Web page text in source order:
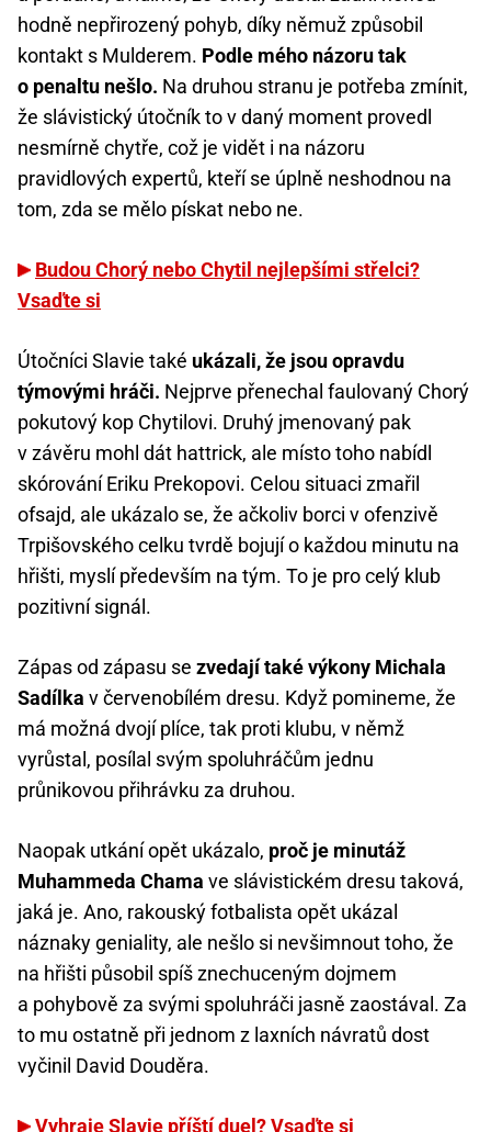
hodně nepřirozený pohyb, díky němuž způsobil
kontakt s Mulderem. Podle mého názoru tak
o penaltu nešlo. Na druhou stranu je potřeba zmínit,
že slávistický útočník to v daný moment provedl
nesmírně chytře, což je vidět i na názoru
pravidlových expertů, kteří se úplně neshodnou na
tom, zda se mělo pískat nebo ne.
Budou Chorý nebo Chytil nejlepšími střelci?
Vsaďte si
Útočníci Slavie také ukázali, že jsou opravdu
týmovými hráči. Nejprve přenechal faulovaný Chorý
pokutový kop Chytilovi. Druhý jmenovaný pak
v závěru mohl dát hattrick, ale místo toho nabídl
skórování Eriku Prekopovi. Celou situaci zmařil
ofsajd, ale ukázalo se, že ačkoliv borci v ofenzivě
Trpišovského celku tvrdě bojují o každou minutu na
hřišti, myslí především na tým. To je pro celý klub
pozitivní signál.
Zápas od zápasu se zvedají také výkony Michala
Sadílka v červenobílém dresu. Když pomineme, že
má možná dvojí plíce, tak proti klubu, v němž
vyrůstal, posílal svým spoluhráčům jednu
průnikovou přihrávku za druhou.
Naopak utkání opět ukázalo, proč je minutáž
Muhammeda Chama ve slávistickém dresu taková,
jaká je. Ano, rakouský fotbalista opět ukázal
náznaky geniality, ale nešlo si nevšimnout toho, že
na hřišti působil spíš znechuceným dojmem
a pohybově za svými spoluhráči jasně zaostával. Za
to mu ostatně při jednom z laxních návratů dost
vyčinil David Douděra.
Vyhraje Slavie příští duel? Vsaďte si